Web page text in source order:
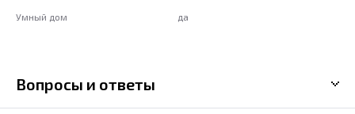
Умный дом да
Вопросы и ответы